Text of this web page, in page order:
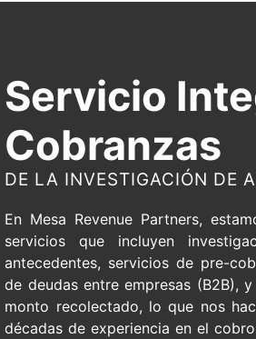
Servicio
Cobranzas
DE LA INVESTIGACIÓN DE
En Mesa Revenue Partners,
servicios que incluyen
antecedentes, servicios de pre-
de deudas entre empresas (B2B),
monto recolectado, lo que nos
décadas de experiencia en el